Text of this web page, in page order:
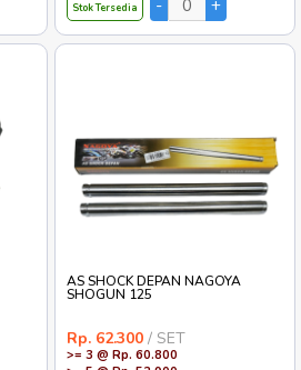
Stok Tersedia
AS SHOCK DEPAN NAGOYA
SHOGUN 125
Rp. 62.300 / SET
>= 3 @ Rp. 60.800